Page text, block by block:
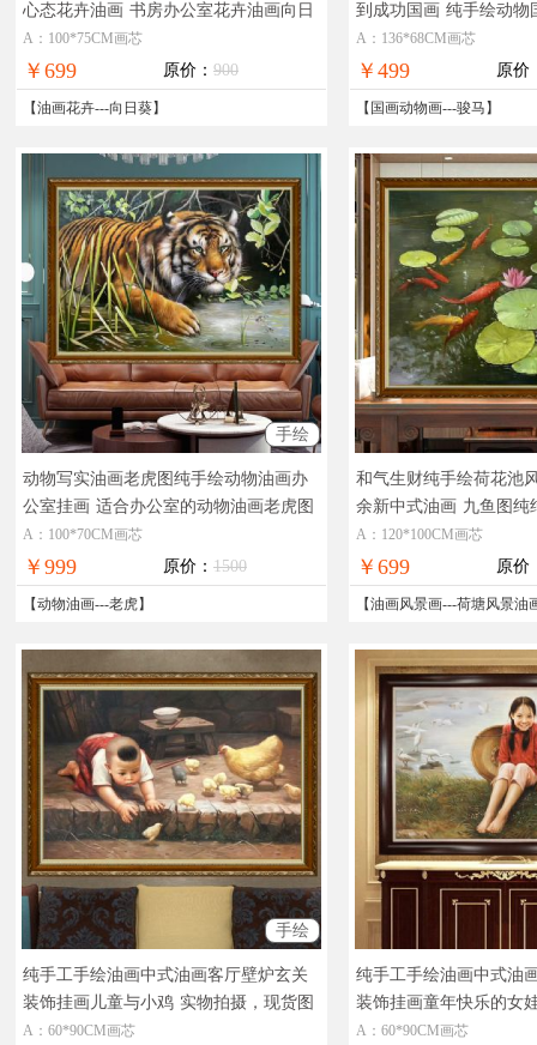
心态花卉油画 书房办公室花卉油画向日
葵油画
A：100*75CM画芯
￥699 原价： 900
【油画花卉---向日葵】
到成功国画 纯手绘动物
A：136*68CM画芯
￥499 原价
【 国画动物画---骏马 】
手绘
动物写实油画老虎图纯手绘动物油画办
公室挂画 适合办公室的动物油画老虎图
A：100*70CM画芯
￥999 原价： 1500
【动物油画---老虎】
和气生财纯手绘荷花池
余新中式油画 九鱼图纯
A：120*100CM画芯
￥699 原价
【油画风景画---荷塘风景油
手绘
纯手工手绘油画中式油画客厅壁炉玄关
装饰挂画儿童与小鸡 实物拍摄，现货图
片，在线支付，全国免邮
A：60*90CM画芯
纯手工手绘油画中式油
装饰挂画童年快乐的女
物，现货图片，在线支
A：60*90CM画芯